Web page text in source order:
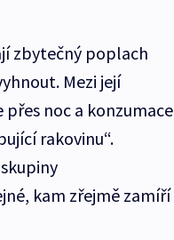
zbytečný poplach
Mezi její
noc a konzumace
rakovinu“.
kam zřejmě zamíří